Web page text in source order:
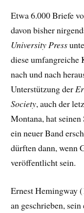
Etwa 6.000 Briefe
davon bisher
University Press
diese umfangreiche
nach und nach
Unterstützung der
Society, auch der
Montana, hat
ein neuer Band
dürften dann, wenn
veröffentlicht sein.
Ernest Hemingway
an geschrieben,